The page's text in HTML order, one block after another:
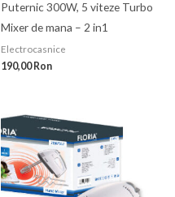
Puternic 300W, 5 viteze Turbo
Mixer de mana – 2 in1
Electrocasnice
190,00 Ron